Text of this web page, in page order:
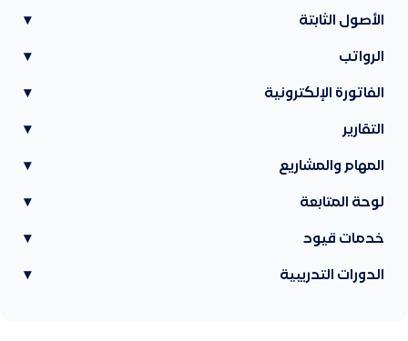
الأصول الثابتة ▾
الرواتب ▾
الفاتورة الإلكترونية ▾
التقارير ▾
المهام والمشاريع ▾
لوحة المتابعة ▾
خدمات قيود ▾
الدورات التدريبية ▾